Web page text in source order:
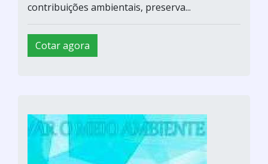
contribuições ambientais, preserva...
Cotar agora